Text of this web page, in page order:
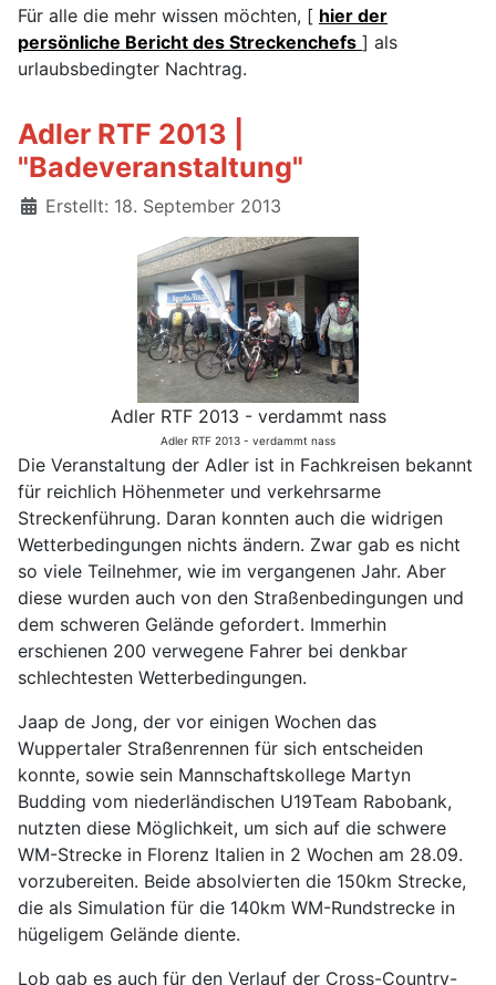
Für alle die mehr wissen möchten, [ hier der
persönliche Bericht des Streckenchefs ] als
urlaubsbedingter Nachtrag.
Adler RTF 2013 |
"Badeveranstaltung"
DetailsErstellt: 18. September 2013
Adler RTF 2013 - verdammt nass
Adler RTF 2013 - verdammt nass
Die Veranstaltung der Adler ist in Fachkreisen bekannt
für reichlich Höhenmeter und verkehrsarme
Streckenführung. Daran konnten auch die widrigen
Wetterbedingungen nichts ändern. Zwar gab es nicht
so viele Teilnehmer, wie im vergangenen Jahr. Aber
diese wurden auch von den Straßenbedingungen und
dem schweren Gelände gefordert. Immerhin
erschienen 200 verwegene Fahrer bei denkbar
schlechtesten Wetterbedingungen.
Jaap de Jong, der vor einigen Wochen das
Wuppertaler Straßenrennen für sich entscheiden
konnte, sowie sein Mannschaftskollege Martyn
Budding vom niederländischen U19Team Rabobank,
nutzten diese Möglichkeit, um sich auf die schwere
WM-Strecke in Florenz Italien in 2 Wochen am 28.09.
vorzubereiten. Beide absolvierten die 150km Strecke,
die als Simulation für die 140km WM-Rundstrecke in
hügeligem Gelände diente.
Lob gab es auch für den Verlauf der Cross-Country-